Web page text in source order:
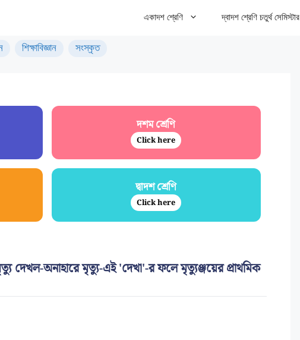
একাদশ শ্রেণি দ্বাদশ শ্রেণি চতুর্থ সেমিস্টার
শিক্ষাবিজ্ঞান সংস্কৃত
দশম শ্রেণি
Click here
দ্বাদশ শ্রেণি
Click here
দেখল-অনাহারে মৃত্যু-এই 'দেখা'-র ফলে মৃত্যুঞ্জয়ের প্রাথমিক